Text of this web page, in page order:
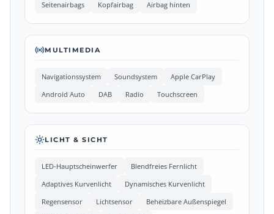
Seitenairbags
Kopfairbag Airbag hinten
MULTIMEDIA
Navigationssystem Soundsystem
Apple CarPlay
Android Auto
DAB Radio Touchscreen
LICHT & SICHT
LED-Hauptscheinwerfer
Blendfreies Fernlicht
Adaptives Kurvenlicht
Dynamisches Kurvenlicht
Regensensor
Lichtsensor
Beheizbare Außenspiegel